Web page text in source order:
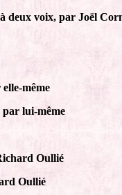
deux voix, par Joël
même
par lui-même
Oullié
Oullié